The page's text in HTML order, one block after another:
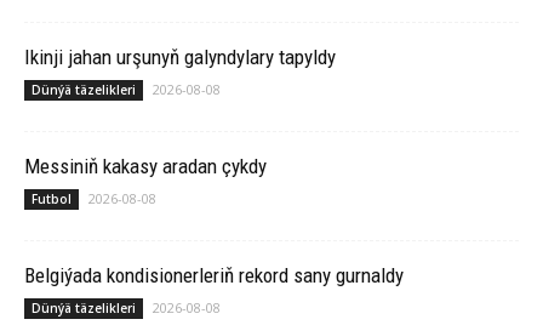
Ikinji jahan urşunyň galyndylary tapyldy
Dünýä täzelikleri 2026-08-08
Messiniň kakasy aradan çykdy
Futbol 2026-08-08
Belgiýada kondisionerleriň rekord sany gurnaldy
Dünýä täzelikleri 2026-08-08